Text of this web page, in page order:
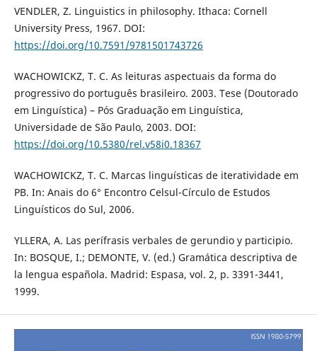
VENDLER, Z. Linguistics in philosophy. Ithaca: Cornell
University Press, 1967. DOI:
https://doi.org/10.7591/9781501743726
WACHOWICKZ, T. C. As leituras aspectuais da forma do
progressivo do português brasileiro. 2003. Tese (Doutorado
em Linguística) – Pós Graduação em Linguística,
Universidade de São Paulo, 2003. DOI:
https://doi.org/10.5380/rel.v58i0.18367
WACHOWICKZ, T. C. Marcas linguísticas de iteratividade em
PB. In: Anais do 6° Encontro Celsul-Círculo de Estudos
Linguísticos do Sul, 2006.
YLLERA, A. Las perífrasis verbales de gerundio y participio.
In: BOSQUE, I.; DEMONTE, V. (ed.) Gramática descriptiva de
la lengua española. Madrid: Espasa, vol. 2, p. 3391-3441,
1999.